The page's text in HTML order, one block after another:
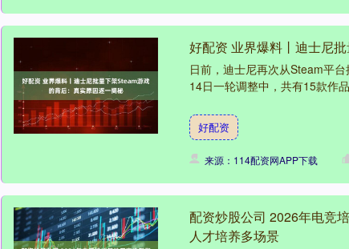
好配资 业界爆料丨迪士尼
日前，迪士尼再次从Steam平
14日一轮调整中，共有15款作
好配资
来源：114配资网APP下载
配资炒股公司 2026年电竞
人才培养多场景